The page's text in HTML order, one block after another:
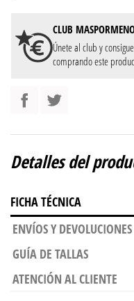
CLUB
Únete al club y consigue
comprando este
Detalles del
FICHA TÉCNICA
ENVÍOS Y DEVOLUCIONES
GUÍA DE TALLAS
ATENCIÓN AL CLIENTE